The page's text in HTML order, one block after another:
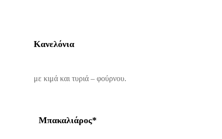
Kανελόνια
με κιμά και τυριά – φούρνου.
Μπακαλιάρος*